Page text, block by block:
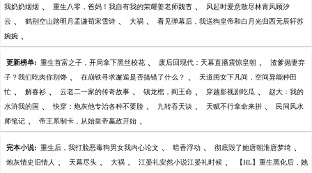
我奶奶烟烟 、 重生八零，爸妈！我自有我的荣耀姜老师魏杳 、 风起时爱意散尽林青风顾汐
云 、 鹤别空山踏明月孟谦荀宋雪诗 、 大祸 、 看见弹幕后，我送狗皇帝和白月光归西元辰轩苏
婉婉 、
更新榜单: 重生首富之子，开局拿下黑丝校花 、 废后回现代：天幕直播震惊皇朝 、 渣爹抛妻弃
子？我们吃肉你别馋 、 在崩铁寻求邂逅是否搞错了什么？ 、 天道闺女下凡间，空间异能种田
忙 、 解春衫 、 云老二一家的传奇故事 、 镇龙棺，阎王命 、 穿越影视剧吃瓜 、 赵大：我的
水浒我的国 、 快穿：炮灰他专治各种不要脸 、 九转吞天诀 、 天赋不行拿命来拼 、 民间风水
师笔记 、 帝王系制卡，从始皇帝嬴政开始 、
完本小说: 重生后，我打脸恶毒狗男女我内心论文 、 暗香浮动 、 彻底毁了她唐朝淮唐梦绮 、
炮灰情史旧情人 、 天幕尽头 、 大祸 、 江晏礼安然小说江晏礼时候 、 【HL】重生黑化后，她